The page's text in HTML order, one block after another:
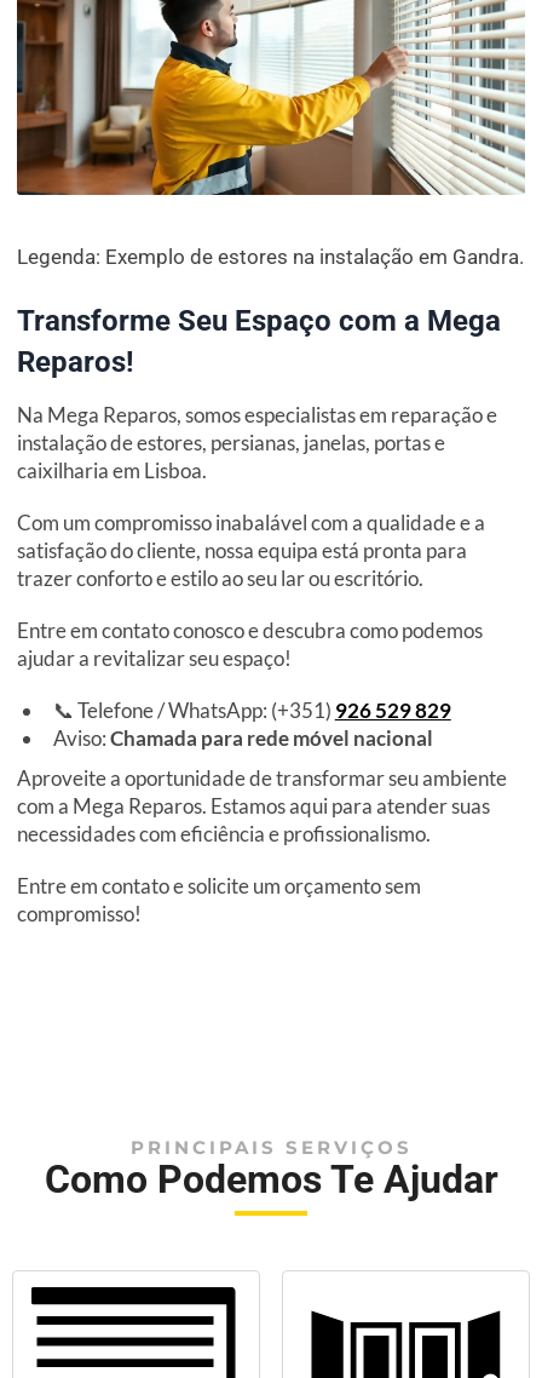
Legenda: Exemplo de estores na instalação em Gandra.
Transforme Seu Espaço com a Mega
Reparos!
Na Mega Reparos, somos especialistas em reparação e
instalação de estores, persianas, janelas, portas e
caixilharia em Lisboa.
Com um compromisso inabalável com a qualidade e a
satisfação do cliente, nossa equipa está pronta para
trazer conforto e estilo ao seu lar ou escritório.
Entre em contato conosco e descubra como podemos
ajudar a revitalizar seu espaço!
📞 Telefone / WhatsApp: (+351) 926 529 829
Aviso:Chamada para rede móvel nacional
Aproveite a oportunidade de transformar seu ambiente
com a Mega Reparos. Estamos aqui para atender suas
necessidades com eficiência e profissionalismo.
Entre em contato e solicite um orçamento sem
compromisso!
PRINCIPAIS SERVIÇOS
Como Podemos Te Ajudar